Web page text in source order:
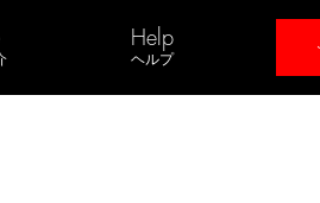
Help
ヘルプ